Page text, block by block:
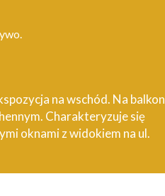
na wschód. Na balkon
Charakteryzuje się
oknami z widokiem na ul.